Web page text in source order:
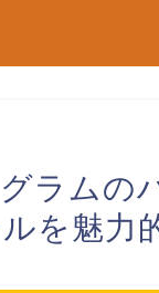
ラムの
を魅力